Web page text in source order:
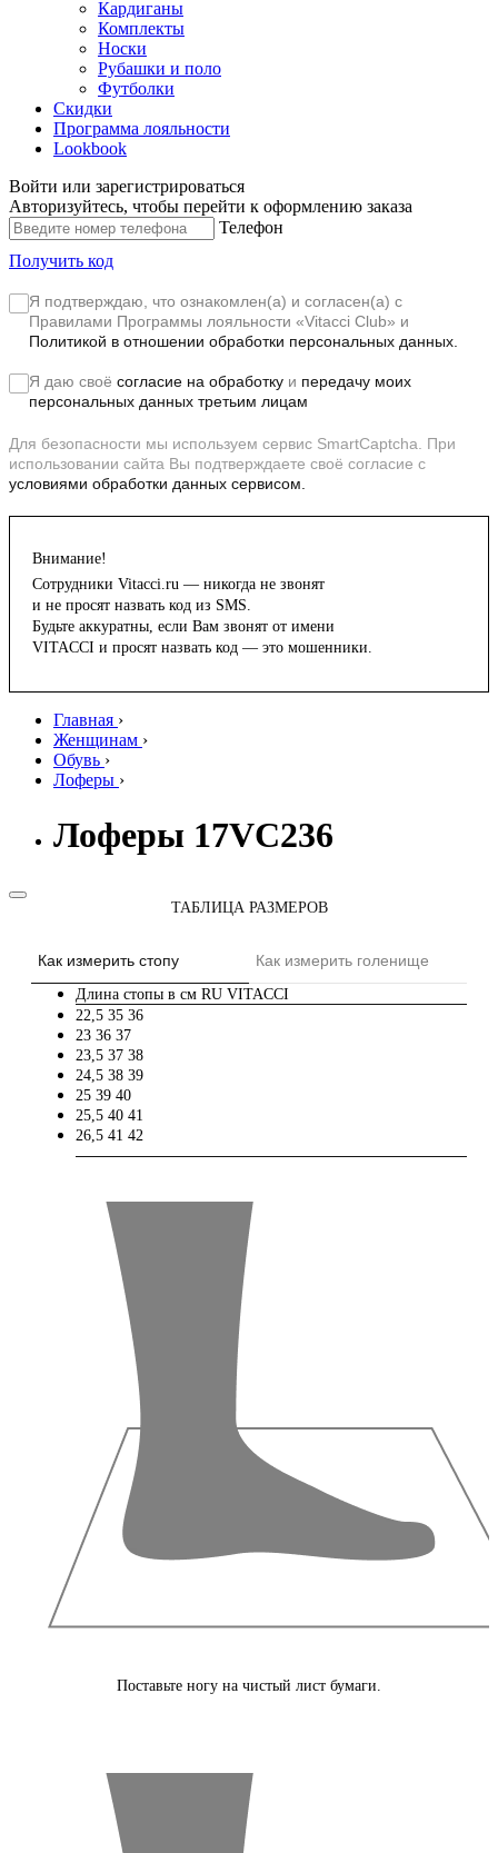
Кардиганы
Комплекты
Носки
Рубашки и поло
Футболки
Скидки
Программа лояльности
Lookbook
Войти или зарегистрироваться
Авторизуйтесь, чтобы перейти к оформлению заказа
Телефон
Получить код
Я подтверждаю, что ознакомлен(а) и согласен(а) с
Правилами Программы лояльности «Vitacci Club» и
Политикой в отношении обработки персональных данных.
Я даю своё согласие на обработку и передачу моих
персональных данных третьим лицам
Для безопасности мы используем сервис SmartCaptcha. При
использовании сайта Вы подтверждаете своё согласие с
условиями обработки данных сервисом.
Внимание!
Сотрудники Vitacci.ru — никогда не звонят
и не просят назвать код из SMS.
Будьте аккуратны, если Вам звонят от имени
VITACCI и просят назвать код — это мошенники.
Главная ›
Женщинам ›
Обувь ›
Лоферы ›
Лоферы 17VC236
ТАБЛИЦА РАЗМЕРОВ
Как измерить стопу Как измерить голенище
Длина стопы в см RU VITACCI
22,5 35 36
23 36 37
23,5 37 38
24,5 38 39
25 39 40
25,5 40 41
26,5 41 42
Поставьте ногу на чистый лист бумаги.